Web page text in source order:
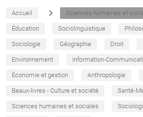
Accueil navigate_next Sciences humaines et
Éducation Sociolinguistique
Sociologie Géographie Droit
Environnement Information-
Économie et gestion Anthropologie
Beaux-livres - Culture et société Santé-
Sciences humaines et sociales